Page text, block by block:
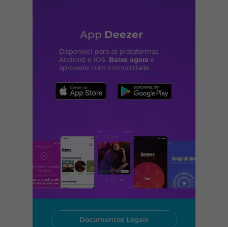
App Deezer
Disponível para as plataformas
Android e IOS. Baixe agora e
aproveite com comodidade.
Documentos Legais